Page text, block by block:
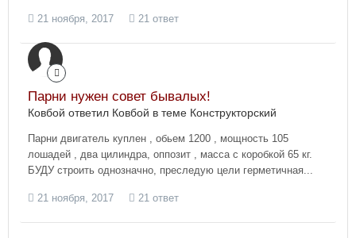
21 ноября, 2017 21 ответ
Парни нужен совет бывалых!
Ковбой ответил Ковбой в теме Конструкторский
Парни двигатель куплен , обьем 1200 , мощность 105
лошадей , два цилиндра, оппозит , масса с коробкой 65 кг.
БУДУ строить однозначно, преследую цели герметичная...
21 ноября, 2017 21 ответ